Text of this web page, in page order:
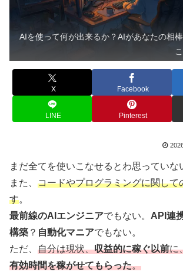
AIを使って何が出来るか？AIがあなたの相
X Facebook
LINE Pinterest
まだ全てを使いこなせるとわ思っていな
また、 コードやプログラミングに関して
す。
最前線のAIエンジニアでもない。 API連
構築 ？ 自動化マニアでもない。
ただ、 自分は現状、収益的に稼ぐ以前に
有効時間を稼がせてもらった。